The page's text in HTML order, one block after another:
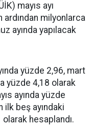
mayıs ayı
ardından milyonlarca
ayında yapılacak
yüzde 2,96, mart
yüzde 4,18 olarak
ayında yüzde
ilk beş ayındaki
hesaplandı.